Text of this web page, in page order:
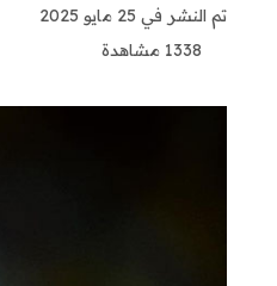
تم النشر في 25 مايو 2025